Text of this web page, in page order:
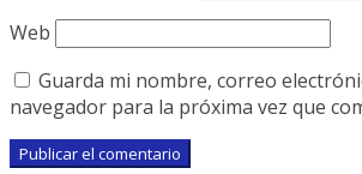
Web
Guarda mi nombre, correo
navegador para la próxima vez que